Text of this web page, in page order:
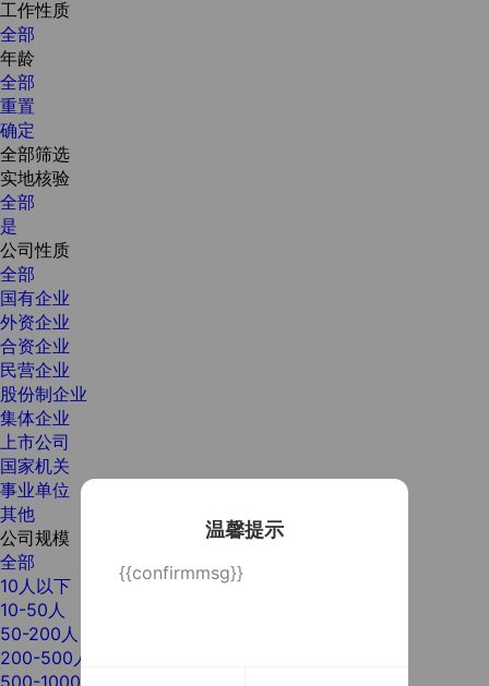
温馨提示
{{confirmmsg}}
工作性质
全部
年龄
全部
重置
确定
全部筛选
实地核验
全部
是
公司性质
全部
国有企业
外资企业
合资企业
民营企业
股份制企业
集体企业
上市公司
国家机关
事业单位
其他
公司规模
全部
10人以下
10-50人
50-200人
200-500人
500-1000人